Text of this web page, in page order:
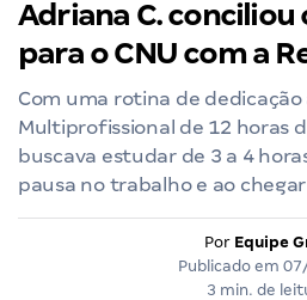
Adriana C. conciliou
para o CNU com a
Com uma rotina de dedicação
Multiprofissional de 12 horas
buscava estudar de 3 a 4
pausa no trabalho e ao
Por Equipe
Publicado em
3 min. de